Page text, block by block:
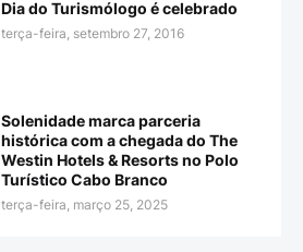
Dia do Turismólogo é celebrado
terça-feira, setembro 27, 2016
Solenidade marca parceria
histórica com a chegada do The
Westin Hotels & Resorts no Polo
Turístico Cabo Branco
terça-feira, março 25, 2025